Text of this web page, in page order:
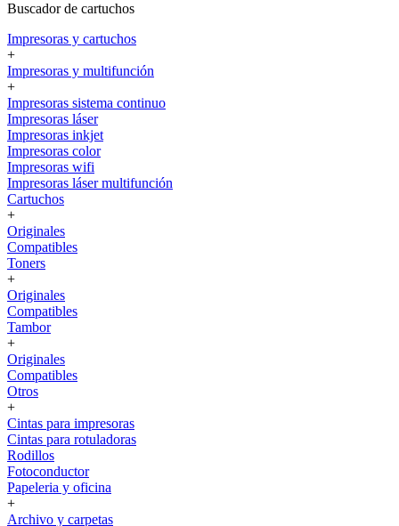
Buscador de cartuchos
Impresoras y cartuchos
+
Impresoras y multifunción
+
Impresoras sistema continuo
Impresoras láser
Impresoras inkjet
Impresoras color
Impresoras wifi
Impresoras láser multifunción
Cartuchos
+
Originales
Compatibles
Toners
+
Originales
Compatibles
Tambor
+
Originales
Compatibles
Otros
+
Cintas para impresoras
Cintas para rotuladoras
Rodillos
Fotoconductor
Papeleria y oficina
+
Archivo y carpetas